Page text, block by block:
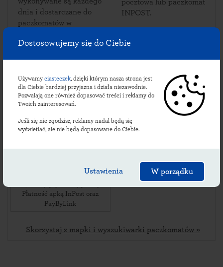
Dostosowujemy się do Ciebie
Używamy ciasteczek, dzięki którym nasza strona jest
dla Ciebie bardziej przyjazna i działa niezawodnie.
Pozwalają one również dopasować treści i reklamy do
Twoich zainteresowań.
Jeśli się nie zgodzisz, reklamy nadal będą się
wyświetlać, ale nie będą dopasowane do Ciebie.
Ustawienia W porządku
dnia i dostarczane do
paczkomatów w
pocztowa lub paczkomat
INPOST.
Sprawdź lokalizacje
ceradzkich paczkomatów:
Ceradz Dolny,
Płatność apką InPost oraz
PayByLink
Skorzystaj z mapki i wyszukiwarki paczkomatów »